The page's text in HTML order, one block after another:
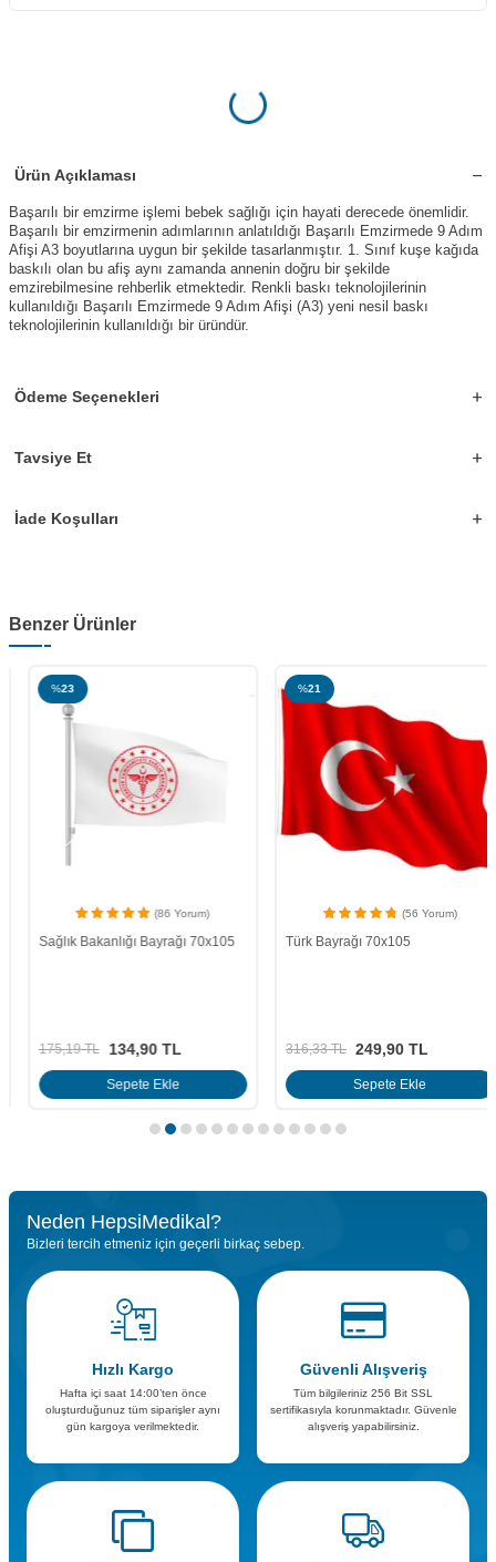
Ürün Açıklaması
Başarılı bir emzirme işlemi bebek sağlığı için hayati derecede önemlidir.
Başarılı bir emzirmenin adımlarının anlatıldığı Başarılı Emzirmede 9 Adım
Afişi A3 boyutlarına uygun bir şekilde tasarlanmıştır. 1. Sınıf kuşe kağıda
baskılı olan bu afiş aynı zamanda annenin doğru bir şekilde
emzirebilmesine rehberlik etmektedir. Renkli baskı teknolojilerinin
kullanıldığı Başarılı Emzirmede 9 Adım Afişi (A3) yeni nesil baskı
teknolojilerinin kullanıldığı bir üründür.
Ödeme Seçenekleri
Tavsiye Et
İade Koşulları
Benzer Ürünler
% 23
(86 Yorum)
Sağlık Bakanlığı Bayrağı 70x105
175,19TL 134,90TL
Sepete Ekle
% 21
(56 Yorum)
Türk Bayrağı 70x105
316,33TL 249,90TL
Sepete Ekle
Neden HepsiMedikal?
Bizleri tercih etmeniz için geçerli birkaç sebep.
Hızlı Kargo
Hafta içi saat 14:00’ten önce
oluşturduğunuz tüm siparişler aynı
gün kargoya verilmektedir.
Güvenli Alışveriş
Tüm bilgileriniz 256 Bit SSL
sertifikasıyla korunmaktadır. Güvenle
alışveriş yapabilirsiniz.